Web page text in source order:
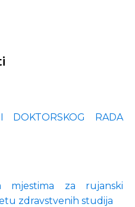
DOKTORSKOG RADA
mjestima za rujanski
zdravstvenih studija